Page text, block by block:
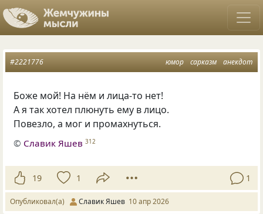
юмор сарказм анекдот
#2221776
Боже мой! На нём и лица-то нет!
А я так хотел плюнуть ему в лицо.
Повезло, а мог и промахнуться.
© Славик Яшев 312
19 1 1
Опубликовал(а) Славик Яшев 10 апр 2026